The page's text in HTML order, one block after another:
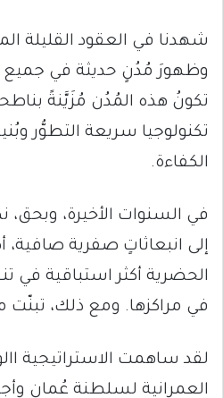
شهدنا في العقود القليلة
وظهورَ مُدُنٍ حديثة في جميع
تكونُ هذه المُدُن مُزَيَّنةً
تكنولوجيا سريعة التطوُّر
الكفاءة.
في السنوات الأخيرة،
إلى انبعاثاتٍ صفرية
الحضرية أكثر استباقية في
في مراكزها. ومع ذلك،
لقد ساهمت الاستراتيجية